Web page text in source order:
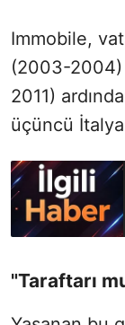
Immobile,
(2003-
2011)
üçüncü
"Taraftarı